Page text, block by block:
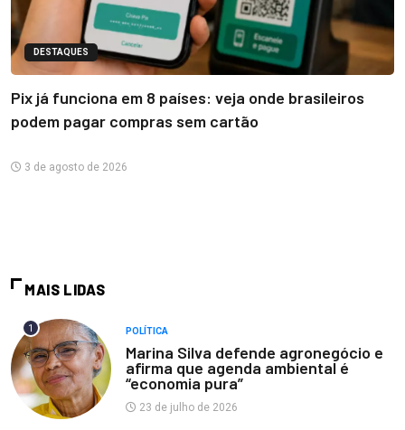
DESTAQUES
Pix já funciona em 8 países: veja onde brasileiros
podem pagar compras sem cartão
3 de agosto de 2026
MAIS LIDAS
1 POLÍTICA
Marina Silva defende agronegócio e
afirma que agenda ambiental é
“economia pura”
23 de julho de 2026